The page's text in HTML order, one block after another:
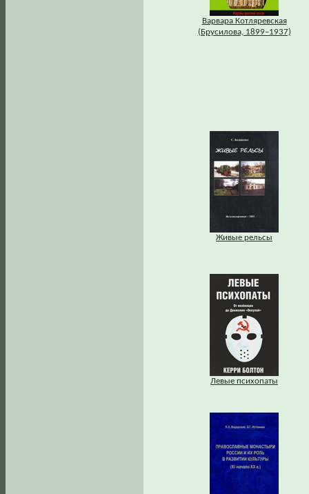
Варвара Котляревская
(Брусилова, 1899–1937)
Живые рельсы
Левые психопаты